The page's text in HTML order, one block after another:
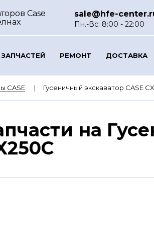
Case
sale@hfe-
Пн.-Вс. 8:00 - 22:00
РЕМОНТ ДОСТАВКА
CASE Гусеничный экскаватор CASE
на